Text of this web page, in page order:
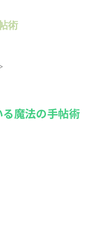
術
>
魔法の手帖術